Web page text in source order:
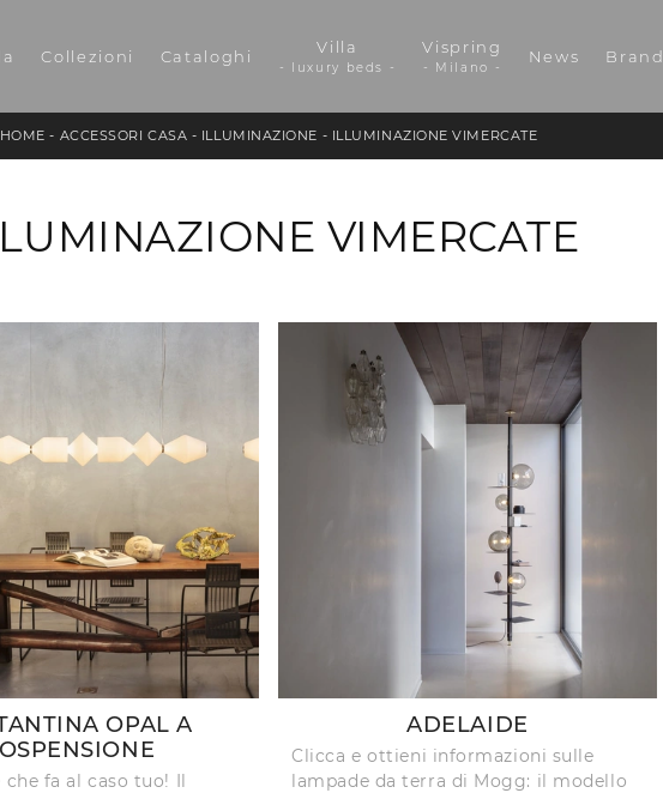
Collezioni Cataloghi Villa
- luxury beds -
Vispring
- Milano -
News Brand
HOME - ACCESSORI CASA - ILLUMINAZIONE - ILLUMINAZIONE VIMERCATE
VIMERCATE
OPAL A
che fa al caso tuo! Il
ADELAIDE
Clicca e ottieni informazioni sulle
lampade da terra di Mogg: il modello